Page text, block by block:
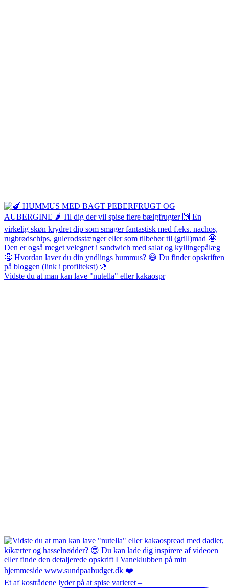
Vidste du at man kan lave "nutella" eller kakaospr
Et af kostrådene lyder på at spise varieret –